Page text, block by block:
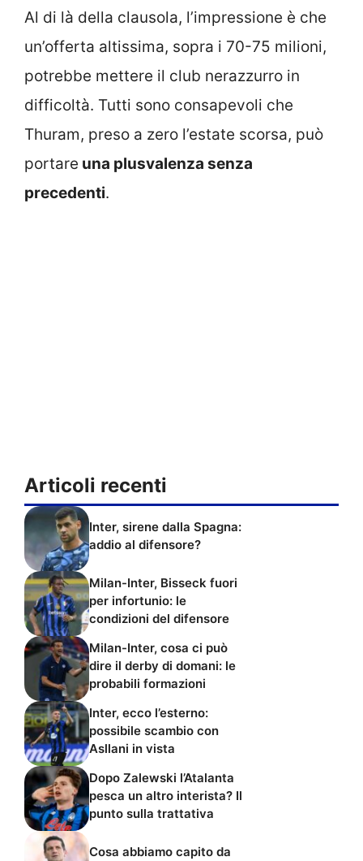
Al di là della clausola, l’impressione è che
un’offerta altissima, sopra i 70-75 milioni,
potrebbe mettere il club nerazzurro in
difficoltà. Tutti sono consapevoli che
Thuram, preso a zero l’estate scorsa, può
portare una plusvalenza senza
precedenti.
Articoli recenti
Inter, sirene dalla Spagna:
addio al difensore?
Milan-Inter, Bisseck fuori
per infortunio: le
condizioni del difensore
Milan-Inter, cosa ci può
dire il derby di domani: le
probabili formazioni
Inter, ecco l’esterno:
possibile scambio con
Asllani in vista
Dopo Zalewski l’Atalanta
pesca un altro interista? Il
punto sulla trattativa
Cosa abbiamo capito da